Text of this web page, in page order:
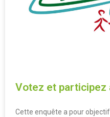
Votez et participez
Cette enquête a pour